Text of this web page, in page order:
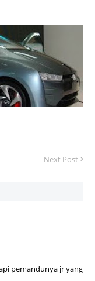
Next Post
pemandunya jr yang